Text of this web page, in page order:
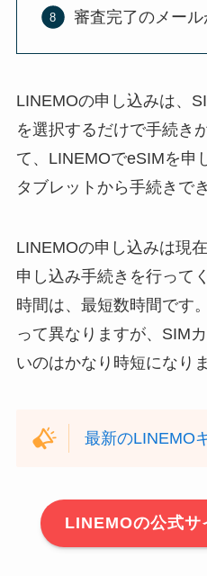
審査完了のメー
LINEMOの申し込みは、
を選択するだけで手続き
て、LINEMOでeSIMを申
タブレットから手続きで
LINEMOの申し込みは現
申し込み手続きを行って
時間は、最短数時間です
って異なりますが、SIM
いのはかなり時短になり
最新のLINEMO
LINEMOの公式サ